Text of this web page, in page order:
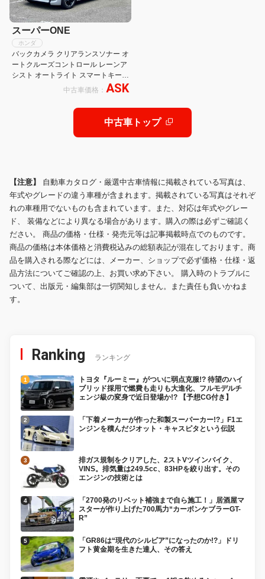
スーパーONE
ホンダ
バックカメラ クリアランスソナー オ
ートクルーズコントロール レーンア
シスト オートライト スマートキー
電動格納ミラー シートヒーター CVT
中古車価格： ASK
中古車トップ
【注意】 自動車カタログ・厳選中古車情報に掲載されている写真は、
年式やグレードの違う車種が含まれます。掲載されている写真はそれぞ
れの車種用でないものも含まれています。また、対応は年式やグレー
ド、 装備などにより異なる場合があります。購入の際は必ずご確認く
ださい。 商品の価格・仕様・発売元等は記事掲載時点でのものです。
商品の価格は本体価格と消費税込みの総額表記が混在しております。商
品を購入される際などには、メーカー、ショップで必ず価格・仕様・返
品方法についてご確認の上、お買い求め下さい。 購入時のトラブルに
ついて、出版元・編集部は一切関知しません。また責任も負いかねま
す。
Ranking ランキング
トヨタ『ルーミー』がついに弱点克服!? 待望のハイ
ブリッド採用で燃費も走りも大進化、フルモデルチ
ェンジ級の変身で近日登場か!? 【予想CG付き】
「下着メーカーが作った和製スーパーカー!?」F1エ
ンジンを積んだジオット・キャスピタという伝説
排ガス規制をクリアした、2ストVツインバイク、
VINS。排気量は249.5cc、83HPを絞り出す。その
エンジンの技術とは
「2700発のリベット補強まで自ら施工！」居酒屋マ
スターが作り上げた700馬力“カーボンケブラーGT-
R”
「GR86は“現代のシルビア”になったのか!?」ドリ
フト黄金期を生きた達人、その答え